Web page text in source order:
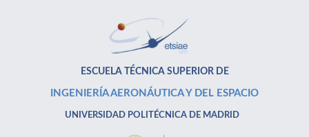
ESCUELA TÉCNICA SUPERIOR DE
INGENIERÍA AERONÁUTICA Y DEL ESPACIO
UNIVERSIDAD POLITÉCNICA DE MADRID